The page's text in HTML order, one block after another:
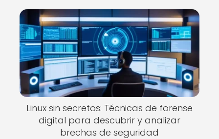
Linux sin secretos: Técnicas de forense
digital para descubrir y analizar
brechas de seguridad